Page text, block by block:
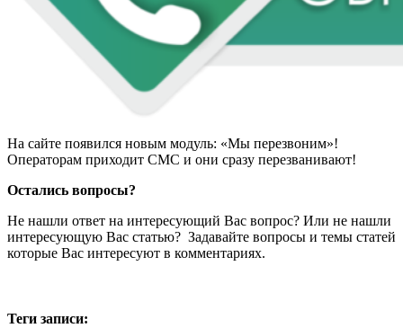
На сайте появился новым модуль: «Мы перезвоним»!
Операторам приходит СМС и они сразу перезванивают!
Остались вопросы?
Не нашли ответ на интересующий Вас вопрос? Или не нашли
интересующую Вас статью? Задавайте вопросы и темы статей
которые Вас интересуют в комментариях.
Теги записи: